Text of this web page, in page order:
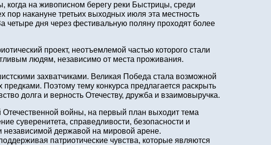
когда на живописном берегу реки Быстрицы, среди
пор накануне третьих выходных июля эта местность
четыре дня через фестивальную поляну проходят более
проект, неотъемлемой частью которого стали
людям, независимо от места проживания.
захватчиками. Великая Победа стала возможной
Поэтому тему конкурса предлагается раскрыть
долга и верность Отечеству, дружба и взаимовыручка.
войны, на первый план выходит тема
суверенитета, справедливости, безопасности и
независимой державой на мировой арене.
патриотические чувства, которые являются